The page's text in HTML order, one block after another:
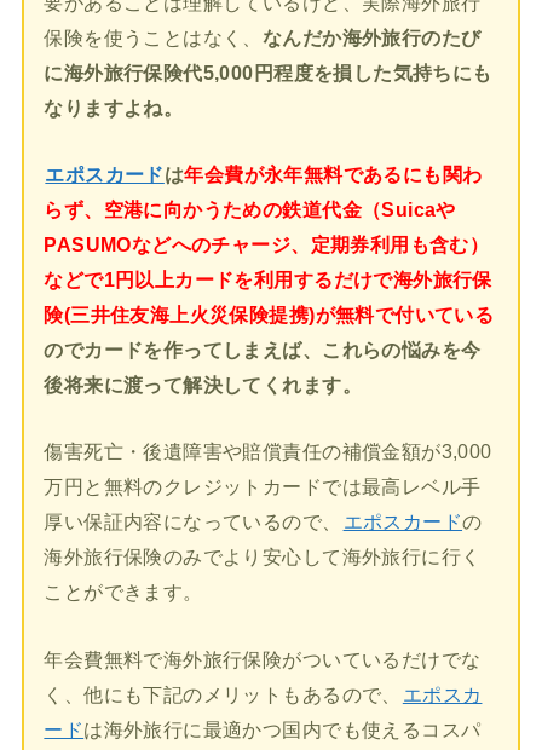
保険を使うことはなく、 なんだか海外旅行のたび
に海外旅行保険代5,000円程度を損した気持ちにも
なりますよね。
エポスカードは年会費が永年無料であるにも関わ
らず、空港に向かうための鉄道代金（Suicaや
PASUMOなどへのチャージ、定期券利用も含む）
などで1円以上カードを利用するだけで海外旅行保
険(三井住友海上火災保険提携)が無料で付いている
のでカードを作ってしまえば、これらの悩みを今
後将来に渡って解決してくれます。
傷害死亡・後遺障害や賠償責任の補償金額が3,000
万円と無料のクレジットカードでは最高レベル手
厚い保証内容になっているので、
エポスカードの
海外旅行保険のみでより安心して海外旅行に行く
ことができます。
年会費無料で海外旅行保険がついているだけでな
く、他にも下記のメリットもあるので、
エポスカ
ードは海外旅行に最適かつ国内でも使えるコスパ